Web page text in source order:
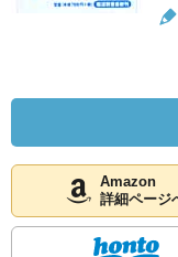
Amazon
詳細ページ